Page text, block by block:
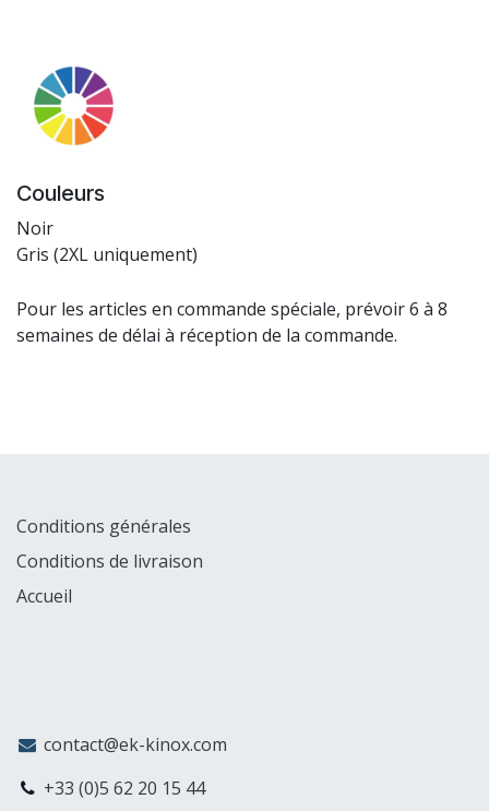
Couleurs
Noir
Gris (2XL uniquement)
Pour les articles en commande spéciale, prévoir 6 à 8
semaines de délai à réception de la commande.
Conditions générales
Conditions de livraison
Accueil
contact@ek-kinox.com
+33 (0)5 62 20 15 44